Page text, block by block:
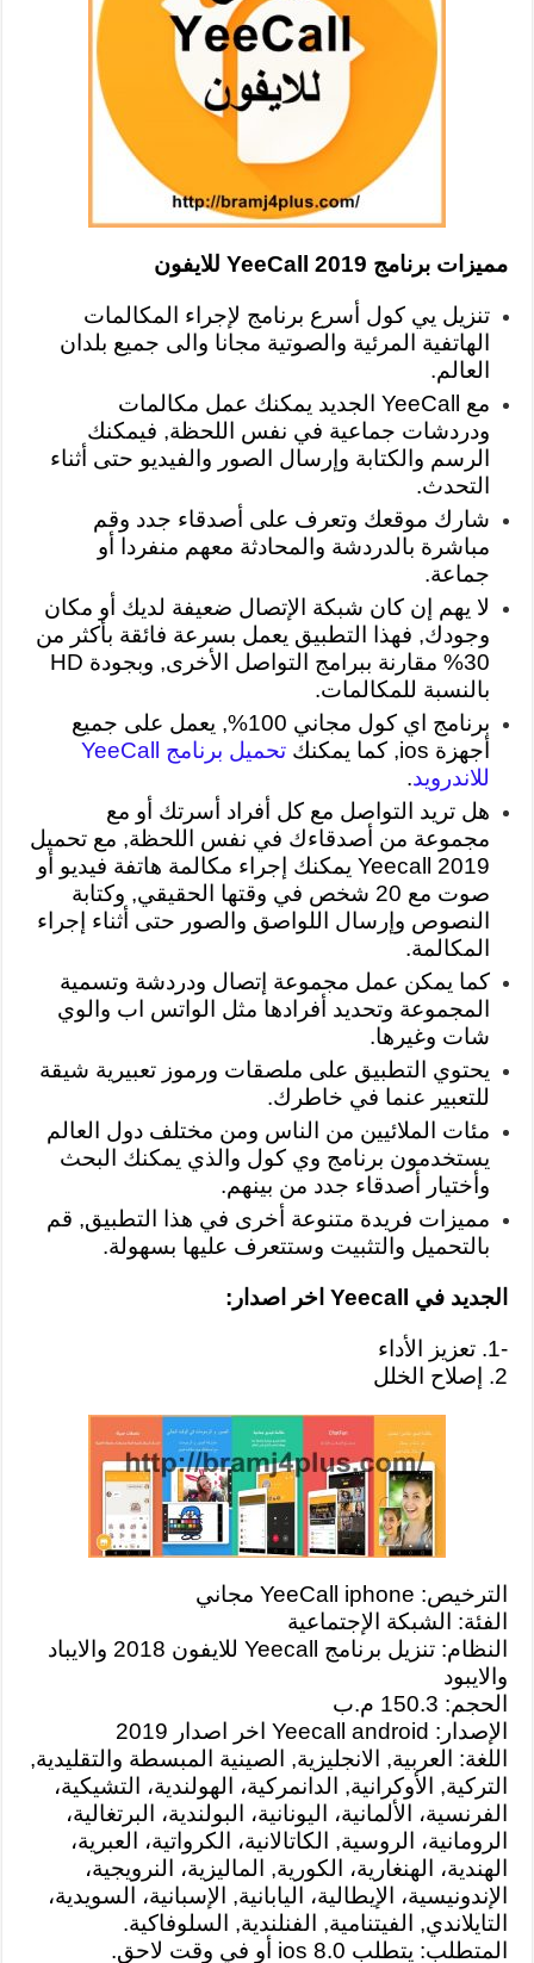
مميزات برنامج YeeCall 2019 للايفون
تنزيل يي كول أسرع برنامج لإجراء المكالمات
الهاتفية المرئية والصوتية مجانا والى جميع بلدان
العالم.
مع YeeCall الجديد يمكنك عمل مكالمات
ودردشات جماعية في نفس اللحظة, فيمكنك
الرسم والكتابة وإرسال الصور والفيديو حتى أثناء
التحدث.
شارك موقعك وتعرف على أصدقاء جدد وقم
مباشرة بالدردشة والمحادثة معهم منفردا أو
جماعة.
لا يهم إن كان شبكة الإتصال ضعيفة لديك أو مكان
وجودك, فهذا التطبيق يعمل بسرعة فائقة بأكثر من
30% مقارنة ببرامج التواصل الأخرى, وبجودة HD
بالنسبة للمكالمات.
برنامج اي كول مجاني 100%, يعمل على جميع
أجهزة ios, كما يمكنك
تحميل برنامج YeeCall
للاندرويد.
هل تريد التواصل مع كل أفراد أسرتك أو مع
مجموعة من أصدقاءك في نفس اللحظة, مع تحميل
Yeecall 2019 يمكنك إجراء مكالمة هاتفة فيديو أو
صوت مع 20 شخص في وقتها الحقيقي, وكتابة
النصوص وإرسال اللواصق والصور حتى أثناء إجراء
المكالمة.
كما يمكن عمل مجموعة إتصال ودردشة وتسمية
المجموعة وتحديد أفرادها مثل الواتس اب والوي
شات وغيرها.
يحتوي التطبيق على ملصقات ورموز تعبيرية شيقة
للتعبير عنما في خاطرك.
مئات الملائيين من الناس ومن مختلف دول العالم
يستخدمون برنامج وي كول والذي يمكنك البحث
وأختيار أصدقاء جدد من بينهم.
مميزات فريدة متنوعة أخرى في هذا التطبيق, قم
بالتحميل والتثبيت وستتعرف عليها بسهولة.
الجديد في Yeecall اخر اصدار:
-1. تعزيز الأداء
2. إصلاح الخلل
الترخيص: YeeCall iphone مجاني
الفئة: الشبكة الإجتماعية
النظام: تنزيل برنامج Yeecall للايفون 2018 والايباد
والايبود
الحجم: 150.3 م.ب
الإصدار: Yeecall android
اخر اصدار 2019
اللغة: العربية, الانجليزية, الصينية المبسطة والتقليدية,
التركية, الأوكرانية, الدانمركية، الهولندية، التشيكية،
الفرنسية، الألمانية، اليونانية، البولندية، البرتغالية،
الرومانية، الروسية, الكاتالانية، الكرواتية، العبرية،
الهندية، الهنغارية، الكورية, الماليزية، النرويجية،
الإندونيسية، الإيطالية، اليابانية, الإسبانية، السويدية،
التايلاندي, الفيتنامية, الفنلندية, السلوفاكية.
المتطلب: يتطلب ios 8.0 أو في وقت لاحق.